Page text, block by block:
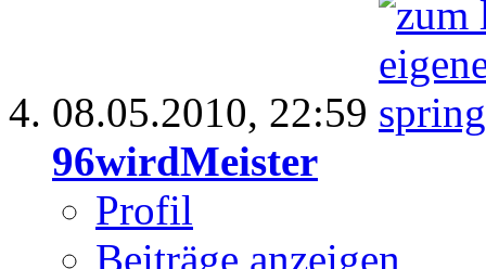
08.05.2010, 22:59
96wirdMeister
Profil
Beiträge anzeigen